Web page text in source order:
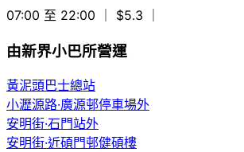
07:00 至 22:00 ｜ $5.3
由新界小巴所營運
黃泥頭巴士總站
小瀝源路·廣源邨停車場外
安明街·石門站外
安明街·近碩門邨健碩樓